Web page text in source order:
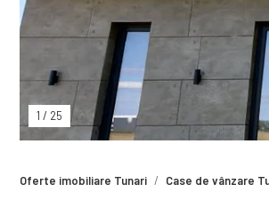
1 / 25
Oferte imobiliare Tunari Case de vânzare